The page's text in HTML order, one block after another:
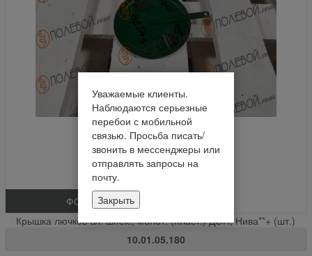
ФОТО
Крышка лючков бл. шнек., молот. (пласт.) ДОН, Нива**+ (шт.)
10.01.05.180
Уважаемые клиенты.
Наблюдаются серьезные
перебои с мобильной
связью. Просьба писать/
звонить в мессенджеры или
отправлять запросы на
почту.
Закрыть